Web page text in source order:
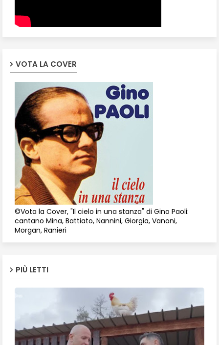
VOTA LA COVER
©Vota la Cover, "Il cielo in una stanza" di Gino Paoli:
cantano Mina, Battiato, Nannini, Giorgia, Vanoni,
Morgan, Ranieri
PIÙ LETTI